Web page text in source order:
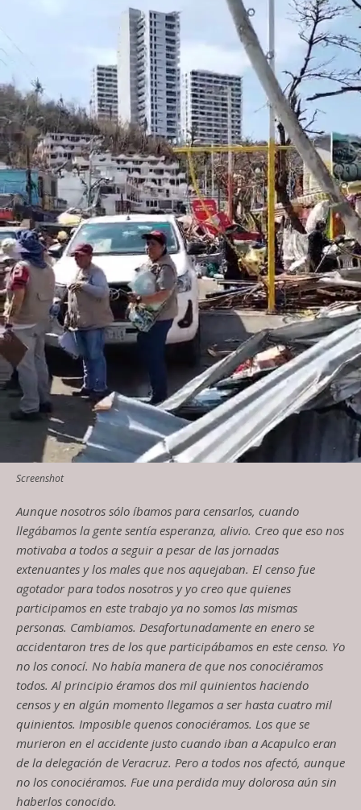
Screenshot
Aunque nosotros sólo íbamos para censarlos, cuando
llegábamos la gente sentía esperanza, alivio. Creo que eso nos
motivaba a todos a seguir a pesar de las jornadas
extenuantes y los males que nos aquejaban. El censo fue
agotador para todos nosotros yyo creo que quienes
participamos en este trabajo ya no somos las mismas
personas. Cambiamos. Desafortunadamente en enero se
accidentaron tres de los que participábamos en este censo. Yo
no los conocí. No había manera de que nos conociéramos
todos. Al principio éramos dos mil quinientos haciendo
censos y en algún momento llegamos a ser hasta cuatro mil
quinientos. Imposible quenos conociéramos. Los que se
murieron en el accidente justo cuando iban a Acapulco eran
de la delegación de Veracruz. Pero a todos nos afectó, aunque
no los conociéramos. Fue una perdida muy dolorosa aún sin
haberlos conocido.